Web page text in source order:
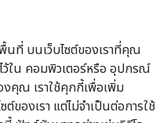
นที่ บนเว็บไซต์ของเราที่คุณ
ใน คอมพิวเตอร์หรือ อุปกรณ์
งคุณ เราใช้คุกกี้เพื่อเพิ่ม
ของเรา แต่ไม่จำเป็นต่อการใช้